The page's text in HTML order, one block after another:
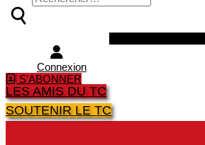
Connexion
S'ABONNER
LES AMIS DU TC
SOUTENIR LE TC